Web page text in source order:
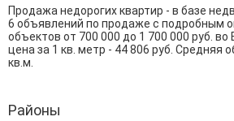
Продажа недорогих квартир - в базе
6 объявлений по продаже с подробным
объектов от 700 000 до 1 700 000 руб. во
цена за 1 кв. метр - 44 806 руб. Средняя
кв.м.
Районы